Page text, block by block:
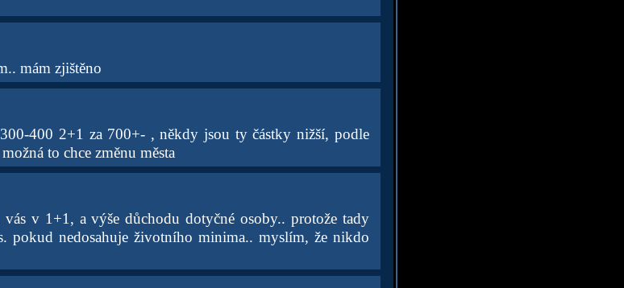
mám zjištěno
400 2+1 za 700+- , někdy jsou ty částky nižší, podle
to chce změnu města
v 1+1, a výše důchodu dotyčné osoby.. protože tady
pokud nedosahuje životního minima.. myslím, že nikdo